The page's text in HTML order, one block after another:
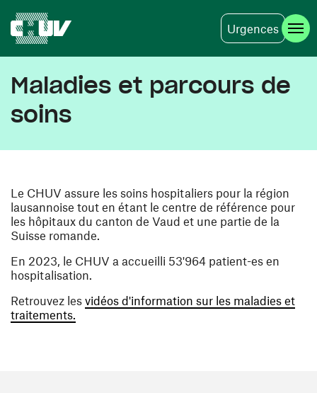
Urgences
Maladies et parcours de
soins
Le CHUV assure les soins hospitaliers pour la région
lausannoise tout en étant le centre de référence pour
les hôpitaux du canton de Vaud et une partie de la
Suisse romande.
En 2023, le CHUV a accueilli 53'964 patient-es en
hospitalisation.
Retrouvez les vidéos d'information sur les maladies et
traitements.